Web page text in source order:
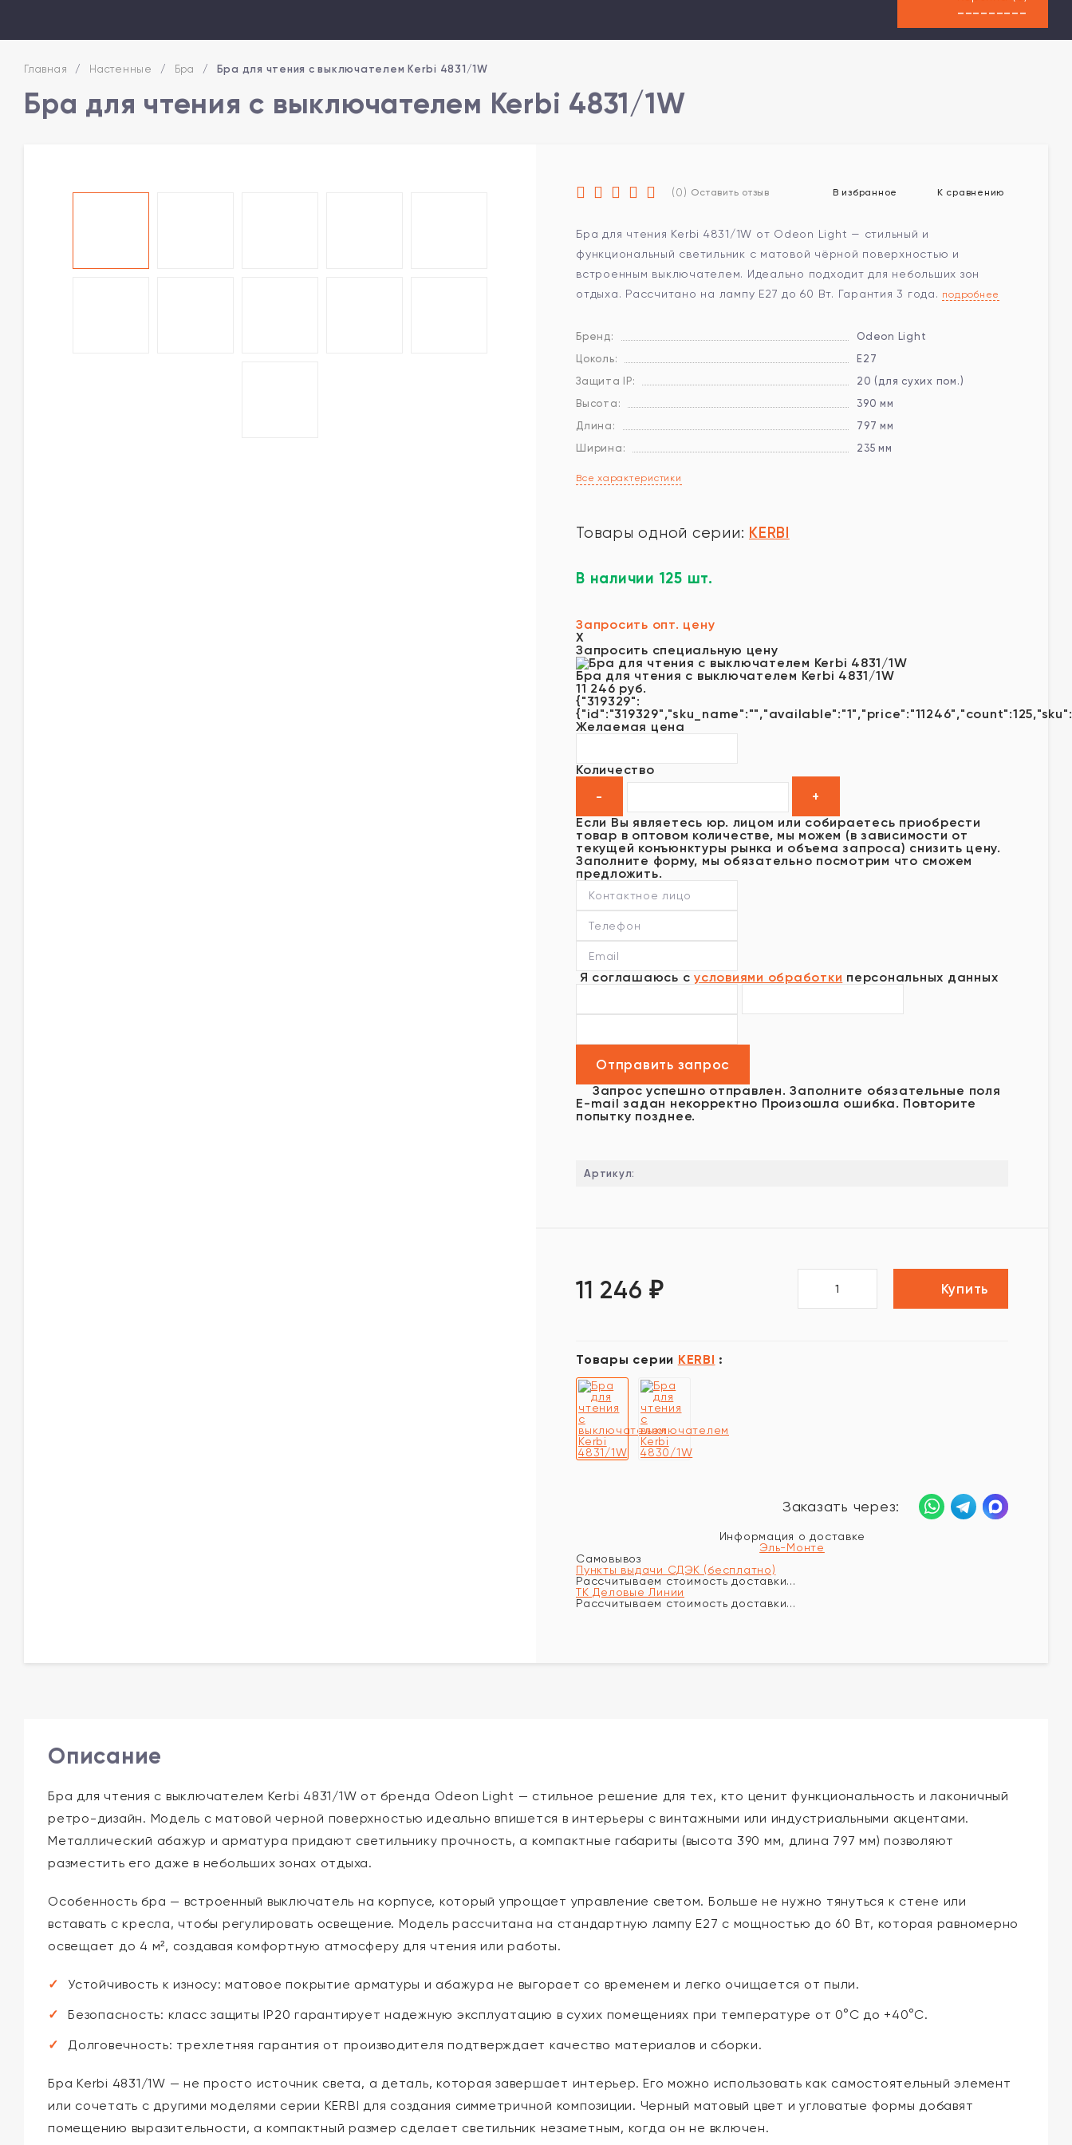
---------
Главная / Настенные / Бра / Бра для чтения с выключателем Kerbi 4831/1W
Бра для чтения с выключателем Kerbi 4831/1W
(0) Оставить отзыв В избранное К сравнению
Бра для чтения Kerbi 4831/1W от Odeon Light — стильный и
функциональный светильник с матовой чёрной поверхностью и
встроенным выключателем. Идеально подходит для небольших зон
отдыха. Рассчитано на лампу E27 до 60 Вт. Гарантия 3 года. подробнее
Бренд:
Odeon Light
Цоколь:
E27
Защита IP:
20 (для сухих пом.)
Высота:
390 мм
Длина:
797 мм
Ширина:
235 мм
Все характеристики
Товары одной серии: KERBI
В наличии 125 шт.
Запросить опт. цену
X
Запросить специальную цену
Бра для чтения с выключателем Kerbi 4831/1W
11 246 руб.
{"319329":
Желаемая цена
Количество
Если Вы являетесь юр. лицом или собираетесь приобрести
товар в оптовом количестве, мы можем (в зависимости от
текущей конъюнктуры рынка и объема запроса) снизить цену.
Заполните форму, мы обязательно посмотрим что сможем
предложить.
Я соглашаюсь с условиями обработки персональных данных
Запрос успешно отправлен. Заполните обязательные поля
E-mail задан некорректно Произошла ошибка. Повторите
попытку позднее.
Артикул:
11 246₽ Купить
Товары серии KERBI :
Заказать через:
Информация о доставке
Эль-Монте
Самовывоз
Пункты выдачи СДЭК (бесплатно)
Рассчитываем стоимость доставки...
ТК Деловые Линии
Рассчитываем стоимость доставки...
Описание
Бра для чтения с выключателем Kerbi 4831/1W от бренда Odeon Light — стильное решение для тех, кто ценит функциональность и лаконичный
ретро-дизайн. Модель с матовой черной поверхностью идеально впишется в интерьеры с винтажными или индустриальными акцентами.
Металлический абажур и арматура придают светильнику прочность, а компактные габариты (высота 390 мм, длина 797 мм) позволяют
разместить его даже в небольших зонах отдыха.
Особенность бра — встроенный выключатель на корпусе, который упрощает управление светом. Больше не нужно тянуться к стене или
вставать с кресла, чтобы регулировать освещение. Модель рассчитана на стандартную лампу E27 с мощностью до 60 Вт, которая равномерно
освещает до 4 м², создавая комфортную атмосферу для чтения или работы.
Устойчивость к износу: матовое покрытие арматуры и абажура не выгорает со временем и легко очищается от пыли.
Безопасность: класс защиты IP20 гарантирует надежную эксплуатацию в сухих помещениях при температуре от 0°C до +40°C.
Долговечность: трехлетняя гарантия от производителя подтверждает качество материалов и сборки.
Бра Kerbi 4831/1W — не просто источник света, а деталь, которая завершает интерьер. Его можно использовать как самостоятельный элемент
или сочетать с другими моделями серии KERBI для создания симметричной композиции. Черный матовый цвет и угловатые формы добавят
помещению выразительности, а компактный размер сделает светильник незаметным, когда он не включен.